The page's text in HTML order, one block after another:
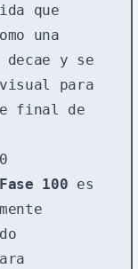
que
una
decae y se
para
final de
100 es